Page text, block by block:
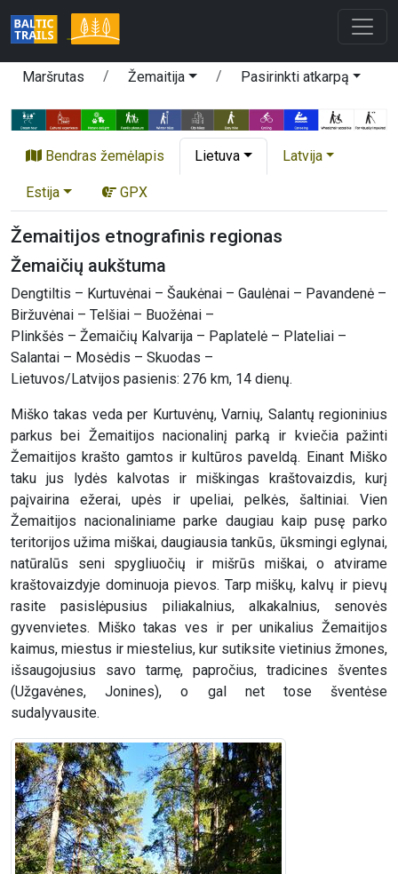
Maršrutas Žemaitija Pasirinkti atkarpą
Bendras žemėlapis Lietuva Latvija
Estija GPX
Žemaitijos etnografinis regionas
Žemaičių aukštuma
Dengtiltis – Kurtuvėnai – Šaukėnai – Gaulėnai – Pavandenė –
Biržuvėnai – Telšiai – Buožėnai –
Plinkšės – Žemaičių Kalvarija – Paplatelė – Plateliai –
Salantai – Mosėdis – Skuodas –
Lietuvos/Latvijos pasienis: 276 km, 14 dienų.
Miško takas veda per Kurtuvėnų, Varnių, Salantų regioninius
parkus bei Žemaitijos nacionalinį parką ir kviečia pažinti
Žemaitijos krašto gamtos ir kultūros paveldą. Einant Miško
taku jus lydės kalvotas ir miškingas kraštovaizdis, kurį
paįvairina ežerai, upės ir upeliai, pelkės, šaltiniai. Vien
Žemaitijos nacionaliniame parke daugiau kaip pusę parko
teritorijos užima miškai, daugiausia tankūs, ūksmingi eglynai,
natūralūs seni spygliuočių ir mišrūs miškai, o atvirame
kraštovaizdyje dominuoja pievos. Tarp miškų, kalvų ir pievų
rasite pasislėpusius piliakalnius, alkakalnius, senovės
gyvenvietes. Miško takas ves ir per unikalius Žemaitijos
kaimus, miestus ir miestelius, kur sutiksite vietinius žmones,
išsaugojusius savo tarmę, papročius, tradicines šventes
(Užgavėnes, Jonines), o gal net tose šventėse
sudalyvausite.